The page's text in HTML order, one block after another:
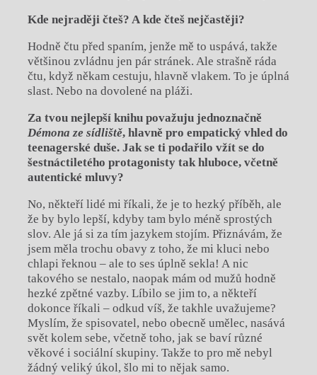
Kde nejraději čteš? A kde čteš nejčastěji?
Hodně čtu před spaním, jenže mě to uspává, takže
většinou zvládnu jen pár stránek. Ale strašně ráda
čtu, když někam cestuju, hlavně vlakem. To je úplná
slast. Nebo na dovolené na pláži.
Za tvou nejlepší knihu považuju jednoznačně
Démona ze sídliště, hlavně pro empatický vhled do
teenagerské duše. Jak se ti podařilo vžít se do
šestnáctiletého protagonisty tak hluboce, včetně
autentické mluvy?
No, někteří lidé mi říkali, že je to hezký příběh, ale
že by bylo lepší, kdyby tam bylo méně sprostých
slov. Ale já si za tím jazykem stojím. Přiznávám, že
jsem měla trochu obavy z toho, že mi kluci nebo
chlapi řeknou – ale to ses úplně sekla! A nic
takového se nestalo, naopak mám od mužů hodně
hezké zpětné vazby. Líbilo se jim to, a někteří
dokonce říkali – odkud víš, že takhle uvažujeme?
Myslím, že spisovatel, nebo obecně umělec, nasává
svět kolem sebe, včetně toho, jak se baví různé
věkové i sociální skupiny. Takže to pro mě nebyl
žádný veliký úkol, šlo mi to nějak samo.